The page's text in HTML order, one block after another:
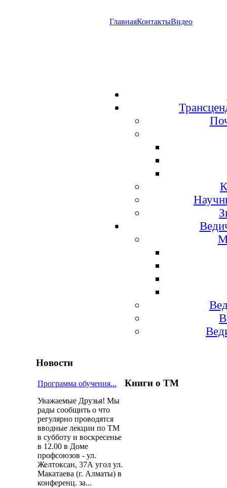
ГлавнаяКонтактыВидео
Новости
Программа обучения...
Уважаемые Друзья! Мы
рады сообщить о что
регулярно проводятся
вводные лекции по ТМ
в субботу и воскресенье
в 12.00 в Доме
профсоюзов - ул.
Желтоксан, 37А угол ул.
Макатаева (г. Алматы) в
конференц. за...
Книги о ТМ